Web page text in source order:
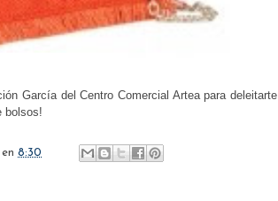
García del Centro Comercial Artea para deleitarte
bolsos!
en 8:30